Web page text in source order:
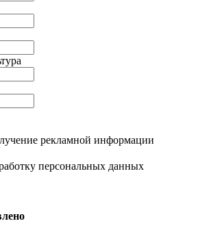
рекламной информации
персональных данных